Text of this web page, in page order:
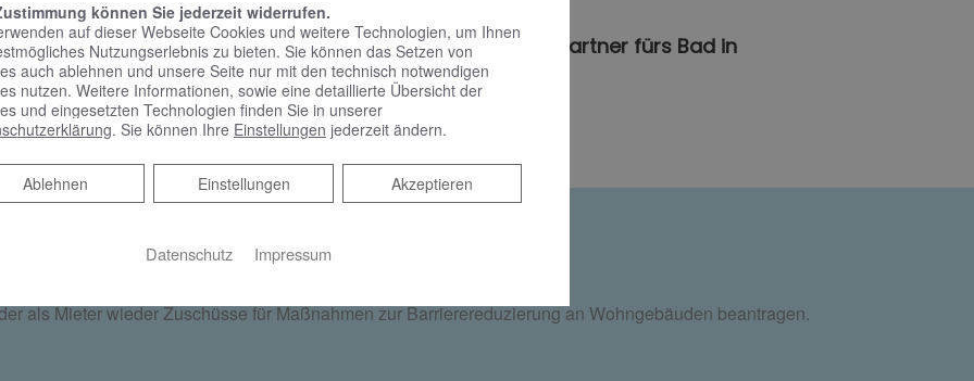
Sie sich ganz persönlich beraten. AND. Meister ist Ihr Partner fürs Bad in
Badumbau wieder verfügbar
als Mieter wieder Zuschüsse für Maßnahmen zur Barrierereduzierung an Wohngebäuden beantragen.
können Sie jederzeit widerrufen.
auf dieser Webseite Cookies und weitere Technologien, um Ihnen
Nutzungserlebnis zu bieten. Sie können das Setzen von
auch ablehnen und unsere Seite nur mit den technisch notwendigen
nutzen. Weitere Informationen, sowie eine detaillierte Übersicht der
und eingesetzten Technologien finden Sie in unserer
. Sie können Ihre Einstellungen jederzeit ändern.
Akzeptieren
Einstellungen
Ablehnen
Ablehnen
Datenschutz Impressum